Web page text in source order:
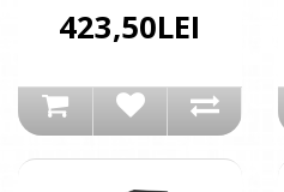
423,50LEI